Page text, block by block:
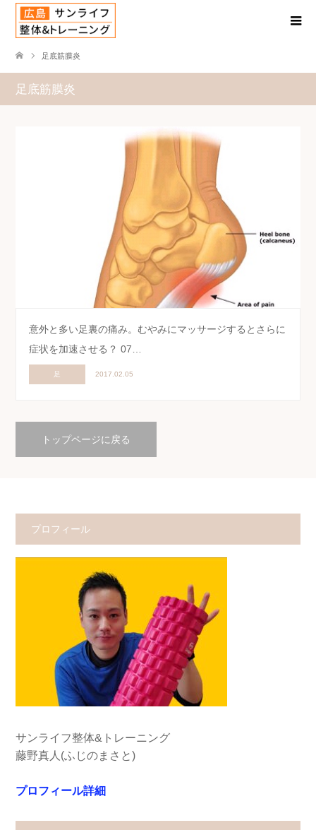
足底筋膜炎
足底筋膜炎
意外と多い足裏の痛み。むやみにマッサージするとさらに
症状を加速させる？ 07…
足 2017.02.05
トップページに戻る
プロフィール
サンライフ整体&トレーニング
藤野真人(ふじのまさと)
プロフィール詳細